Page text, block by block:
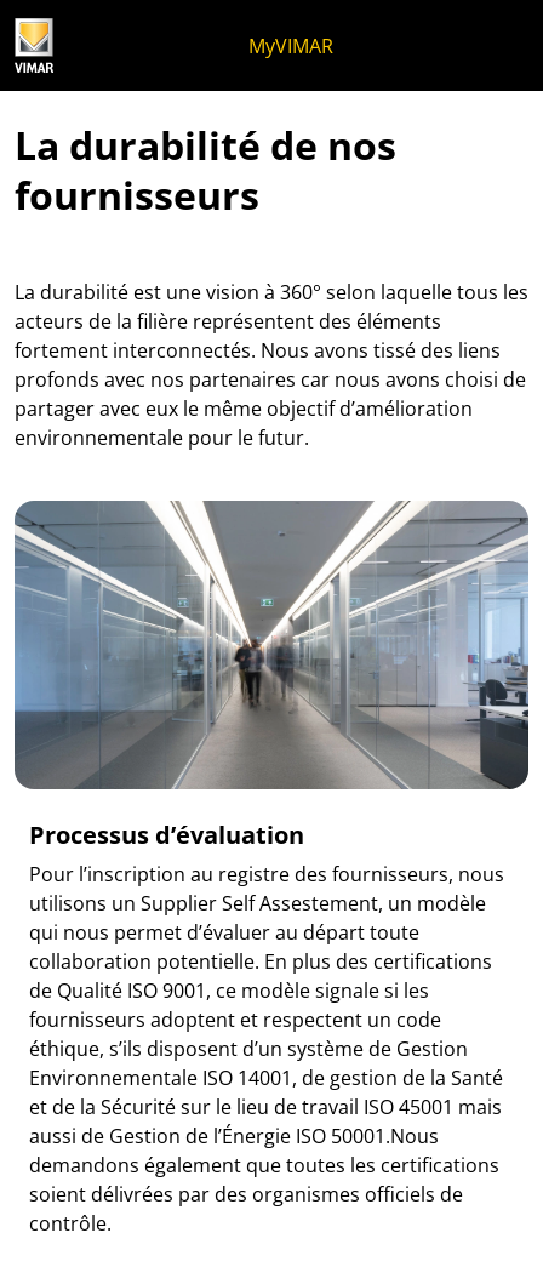
MyVIMAR
La durabilité de nos
fournisseurs
La durabilité est une vision à 360° selon laquelle tous les
acteurs de la filière représentent des éléments
fortement interconnectés. Nous avons tissé des liens
profonds avec nos partenaires car nous avons choisi de
partager avec eux le même objectif d’amélioration
environnementale pour le futur.
Processus d’évaluation
Pour l’inscription au registre des fournisseurs, nous
utilisons un Supplier Self Assestement, un modèle
qui nous permet d’évaluer au départ toute
collaboration potentielle. En plus des certifications
de Qualité ISO 9001, ce modèle signale si les
fournisseurs adoptent et respectent un code
éthique, s’ils disposent d’un système de Gestion
Environnementale ISO 14001, de gestion de la Santé
et de la Sécurité sur le lieu de travail ISO 45001 mais
aussi de Gestion de lʼÉnergie ISO 50001.Nous
demandons également que toutes les certifications
soient délivrées par des organismes officiels de
contrôle.